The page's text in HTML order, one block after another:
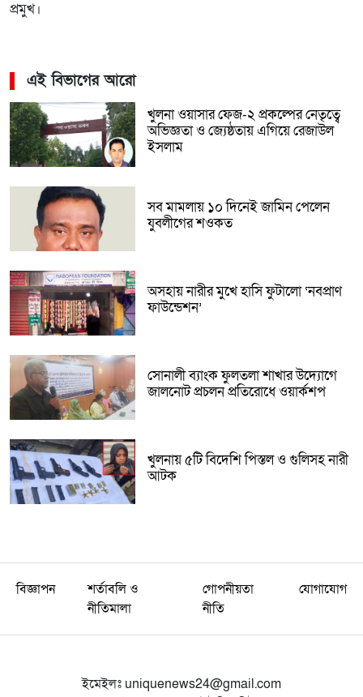
প্রমুখ।
এই বিভাগের আরো
খুলনা ওয়াসার ফেজ-২ প্রকল্পের নেতৃত্বে
অভিজ্ঞতা ও জ্যেষ্ঠতায় এগিয়ে রেজাউল
ইসলাম
সব মামলায় ১০ দিনেই জামিন পেলেন
যুবলীগের শওকত
অসহায় নারীর মুখে হাসি ফুটালো ‘নবপ্রাণ
ফাউন্ডেশন’
সোনালী ব্যাংক ফুলতলা শাখার উদ্যোগে
জালনোট প্রচলন প্রতিরোধে ওয়ার্কশপ
খুলনায় ৫টি বিদেশি পিস্তল ও গুলিসহ নারী
আটক
বিজ্ঞাপন
শর্তাবলি ও
নীতিমালা
গোপনীয়তা
নীতি
যোগাযোগ
ইমেইলঃ uniquenews24@gmail.com